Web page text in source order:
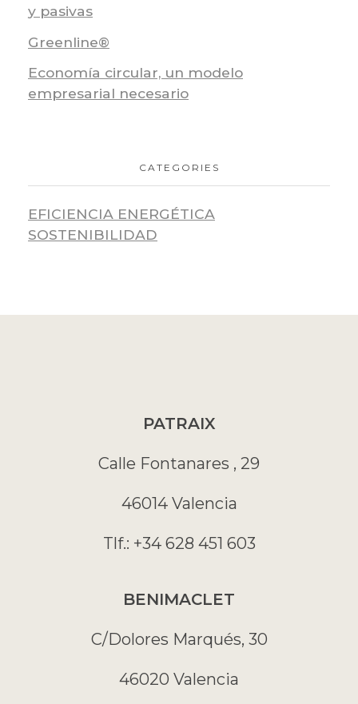
y pasivas
Greenline®
Economía circular, un modelo
empresarial necesario
CATEGORIES
EFICIENCIA ENERGÉTICA
SOSTENIBILIDAD
PATRAIX
Calle Fontanares , 29
46014 Valencia
Tlf.: +34 628 451 603
BENIMACLET
C/Dolores Marqués, 30
46020 Valencia